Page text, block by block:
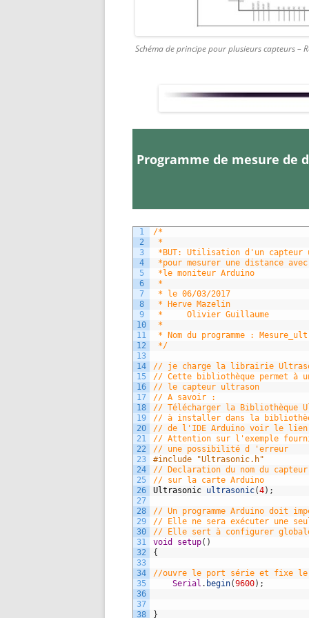
Schéma de principe pour plusieurs capteurs –
Programme de mesure de
1
2
3
4
5
6
7
8
9
10
11
12
13
14
15
16
17
18
19
20
21
22
23
24
25
26
27
28
29
30
31
32
33
34
35
36
37
38
/*
*
*BUT: Utilisation d'un
*pour mesurer une distance
*le moniteur Arduino
*
* le 06/03/2017
* Herve Mazelin
*     Olivier Guillaume
*
* Nom du programme :
*/
// je charge la librairie
// Cette bibliothèque permet à
// le capteur ultrason
// A savoir :
// Télécharger la Bibliothèque
// à installer dans la
// de l'IDE Arduino voir le lien
// Attention sur l'exemple
// une possibilité d 'erreur
#include "Ultrasonic.h"
// Declaration du nom du
// sur la carte Arduino
Ultrasonic ultrasonic(4) ;
// Un programme Arduino doit
// Elle ne sera exécuter une
// Elle sert à configurer
void
setup( )
{
//ouvre le port série et fixe le
Serial . begin(9600) ;
}